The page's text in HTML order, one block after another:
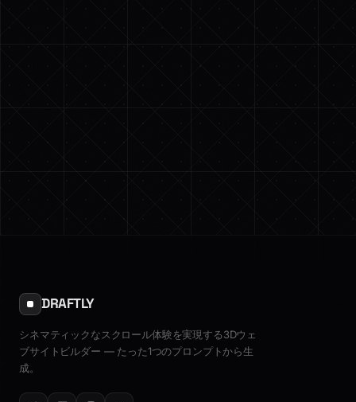
DRAFTLY
シネマティックなスクロール体験を実現する3Dウェ
ブサイトビルダー — たった1つのプロンプトから生
成。